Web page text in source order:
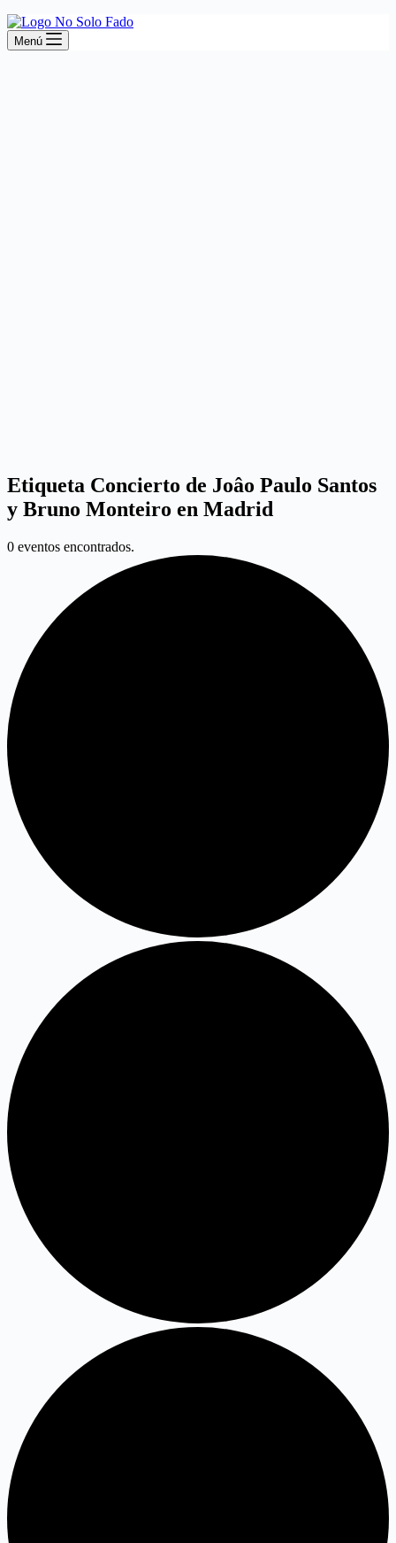
Menú
Etiqueta Concierto de Joâo Paulo Santos
y Bruno Monteiro en Madrid
0 eventos encontrados.